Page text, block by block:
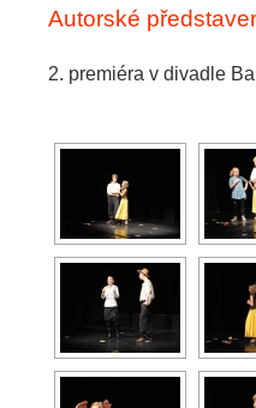
Autorské
2. premiéra v divadle